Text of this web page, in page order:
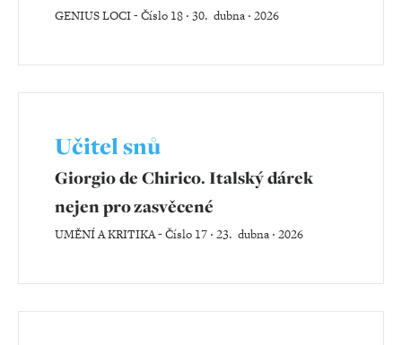
GENIUS LOCI-Číslo 18 ‧ 30. dubna ‧ 2026
Učitel snů
Giorgio de Chirico. Italský dárek
nejen pro zasvěcené
UMĚNÍ A KRITIKA-Číslo 17 ‧ 23. dubna ‧ 2026